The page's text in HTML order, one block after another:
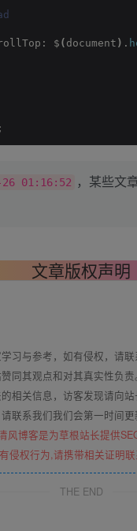
$ ( document ) .
;
26 01:16:52
，某些文
文章版权声明
习与参考，如有侵权，请联
同其观点和对其真实性负责
相关信息，访客发现请向站
联系我们我们会第一时间更
博客是为草根站长提供
侵权行为,请携带相关证明联
THE END